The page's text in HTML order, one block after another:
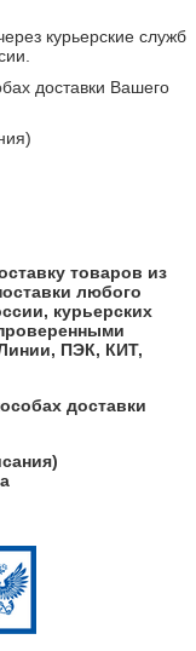
курьерские служб
доставки Вашего
товаров из
любого
курьерских
ПЭК, КИТ,
доставки